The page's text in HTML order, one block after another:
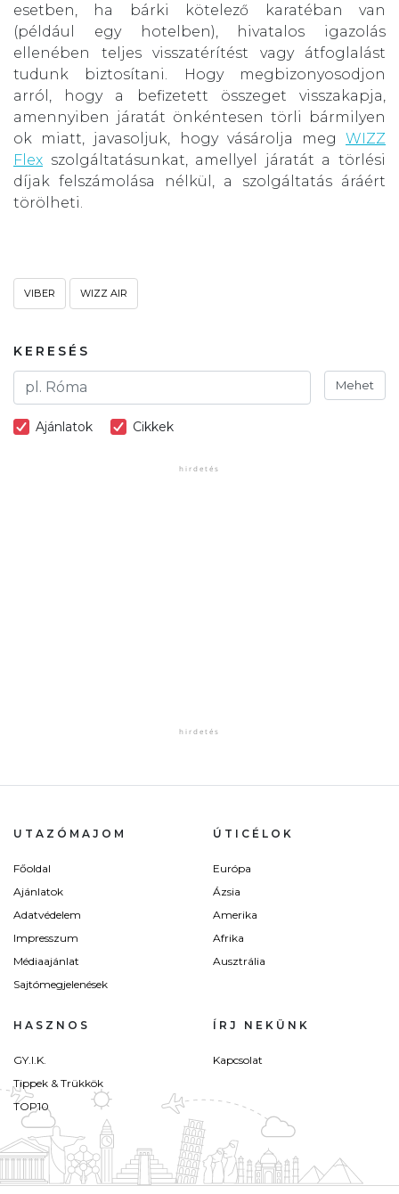
esetben, ha bárki kötelező karatéban van
(például egy hotelben), hivatalos igazolás
ellenében teljes visszatérítést vagy átfoglalást
tudunk biztosítani. Hogy megbizonyosodjon
arról, hogy a befizetett összeget visszakapja,
amennyiben járatát önkéntesen törli bármilyen
ok miatt, javasoljuk, hogy vásárolja meg WIZZ
Flex szolgáltatásunkat, amellyel járatát a törlési
díjak felszámolása nélkül, a szolgáltatás áráért
törölheti.
VIBER WIZZ AIR
KERESÉS
Mehet
Ajánlatok Cikkek
UTAZÓMAJOM
Főoldal
Ajánlatok
Adatvédelem
Impresszum
Médiaajánlat
Sajtómegjelenések
ÚTICÉLOK
Európa
Ázsia
Amerika
Afrika
Ausztrália
HASZNOS
GY.I.K.
Tippek & Trükkök
TOP10
ÍRJ NEKÜNK
Kapcsolat